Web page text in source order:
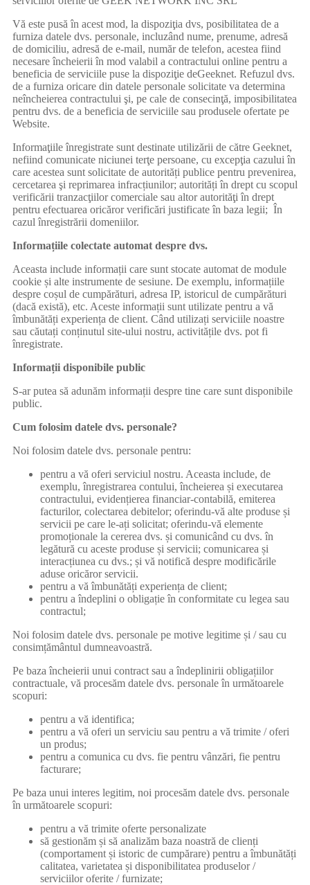
Vă este pusă în acest mod, la dispoziţia dvs, posibilitatea de a
furniza datele dvs. personale, incluzând nume, prenume, adresă
de domiciliu, adresă de e-mail, număr de telefon, acestea fiind
necesare încheierii în mod valabil a contractului online pentru a
beneficia de serviciile puse la dispoziţie deGeeknet. Refuzul dvs.
de a furniza oricare din datele personale solicitate va determina
neîncheierea contractului şi, pe cale de consecinţă, imposibilitatea
pentru dvs. de a beneficia de serviciile sau produsele ofertate pe
Website.
Informaţiile înregistrate sunt destinate utilizării de către Geeknet,
nefiind comunicate niciunei terţe persoane, cu excepţia cazului în
care acestea sunt solicitate de autorități publice pentru prevenirea,
cercetarea şi reprimarea infracțiunilor; autorități în drept cu scopul
verificării tranzacţiilor comerciale sau altor autorităţi în drept
pentru efectuarea oricăror verificări justificate în baza legii; În
cazul înregistrării domeniilor.
Informațiile colectate automat despre dvs.
Aceasta include informații care sunt stocate automat de module
cookie și alte instrumente de sesiune. De exemplu, informațiile
despre coșul de cumpărături, adresa IP, istoricul de cumpărături
(dacă există), etc. Aceste informații sunt utilizate pentru a vă
îmbunătăți experiența de client. Când utilizați serviciile noastre
sau căutați conținutul site-ului nostru, activitățile dvs. pot fi
înregistrate.
Informații disponibile public
S-ar putea să adunăm informații despre tine care sunt disponibile
public.
Cum folosim datele dvs. personale?
Noi folosim datele dvs. personale pentru:
pentru a vă oferi serviciul nostru. Aceasta include, de
exemplu, înregistrarea contului, încheierea și executarea
contractului, evidențierea financiar-contabilă, emiterea
facturilor, colectarea debitelor; oferindu-vă alte produse și
servicii pe care le-ați solicitat; oferindu-vă elemente
promoționale la cererea dvs. și comunicând cu dvs. în
legătură cu aceste produse și servicii; comunicarea și
interacțiunea cu dvs.; și vă notifică despre modificările
aduse oricăror servicii.
pentru a vă îmbunătăți experiența de client;
pentru a îndeplini o obligație în conformitate cu legea sau
contractul;
Noi folosim datele dvs. personale pe motive legitime și / sau cu
consimțământul dumneavoastră.
Pe baza încheierii unui contract sau a îndeplinirii obligațiilor
contractuale, vă procesăm datele dvs. personale în următoarele
scopuri:
pentru a vă identifica;
pentru a vă oferi un serviciu sau pentru a vă trimite / oferi
un produs;
pentru a comunica cu dvs. fie pentru vânzări, fie pentru
facturare;
Pe baza unui interes legitim, noi procesăm datele dvs. personale
în următoarele scopuri:
pentru a vă trimite oferte personalizate
să gestionăm și să analizăm baza noastră de clienți
(comportament și istoric de cumpărare) pentru a îmbunătăți
calitatea, varietatea și disponibilitatea produselor /
serviciilor oferite / furnizate;